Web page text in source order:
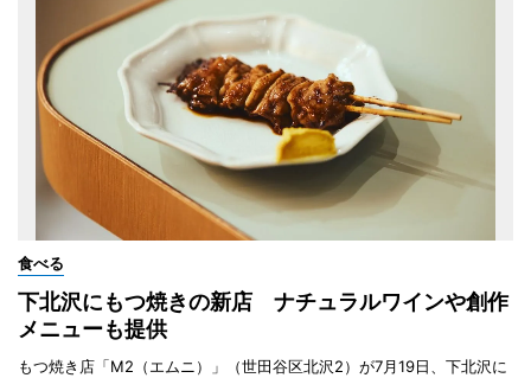
食べる
下北沢にもつ焼きの新店 ナチュラルワインや創作
メニューも提供
もつ焼き店「M2（エムニ）」（世田谷区北沢2）が7月19日、下北沢に